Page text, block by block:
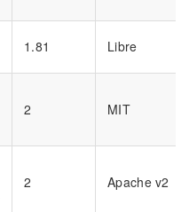
1.81 Libre
2 MIT
2 Apache v2